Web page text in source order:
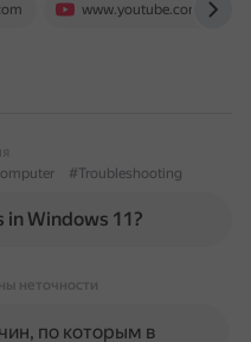
www.youtube.com
#Troubleshooting
Windows 11?
неточности
по которым в